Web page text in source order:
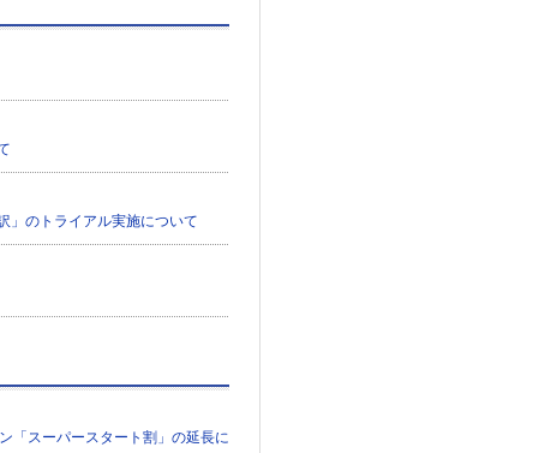
」のトライアル実施について
「スーパースタート割」の延長に